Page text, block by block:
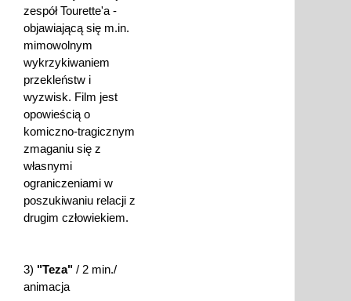
zespół Tourette'a -
objawiającą się m.in.
mimowolnym
wykrzykiwaniem
przekleństw i
wyzwisk. Film jest
opowieścią o
komiczno-tragicznym
zmaganiu się z
własnymi
ograniczeniami w
poszukiwaniu relacji z
drugim człowiekiem.
3) "Teza" / 2 min./
animacja